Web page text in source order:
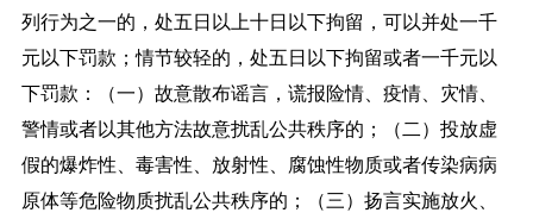
列行为之一的，处五日以上十日以下拘留，可以并处一千
元以下罚款；情节较轻的，处五日以下拘留或者一千元以
下罚款：（一）故意散布谣言，谎报险情、疫情、灾情、
警情或者以其他方法故意扰乱公共秩序的；（二）投放虚
假的爆炸性、毒害性、放射性、腐蚀性物质或者传染病病
原体等危险物质扰乱公共秩序的；（三）扬言实施放火、